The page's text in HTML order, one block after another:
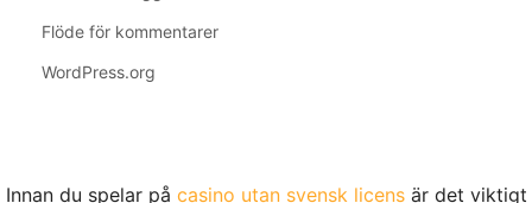
Flöde för kommentarer
WordPress.org
Innan du spelar på casino utan svensk licensär det viktigt